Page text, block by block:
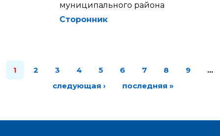
муниципального района
Сторонник
1 2 3 4 5 6 7 8 9
…
следующая ›
последняя »